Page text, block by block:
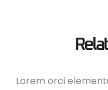
Lorem orci